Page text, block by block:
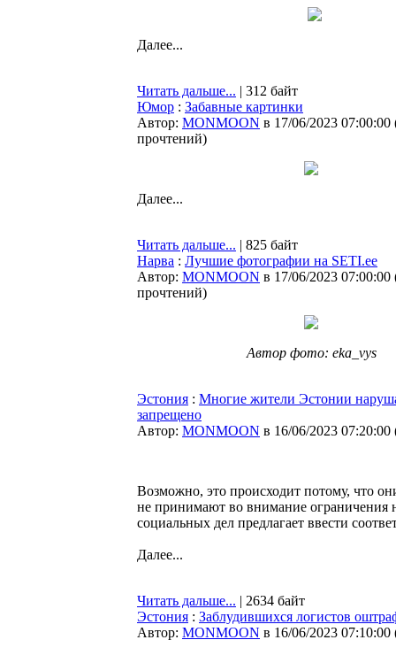
Далее...
Читать дальше... | 312 байт
Юмор : Забавные картинки
Автор: MONMOON в 17/06/2023 07:00:00
прочтений)
Далее...
Читать дальше... | 825 байт
Нарва : Лучшие фотографии на SETI.ee
Автор: MONMOON в 17/06/2023 07:00:00
прочтений)
Автор фото: eka_vys
Эстония : Многие жители Эстонии
запрещено
Автор: MONMOON в 16/06/2023 07:20:00
Возможно, это происходит потому, что
не принимают во внимание ограничения
социальных дел предлагает ввести
Далее...
Читать дальше... | 2634 байт
Эстония : Заблудившихся логистов
Автор: MONMOON в 16/06/2023 07:10:00